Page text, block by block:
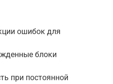
ошибок для
блоки
при постоянной